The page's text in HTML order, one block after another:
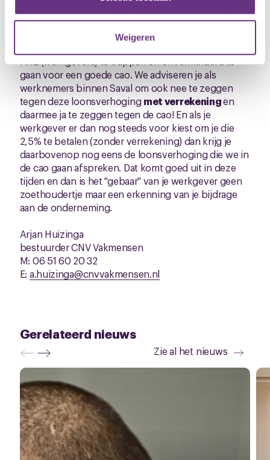
informatie die u aan ze heeft verstrekt of die ze hebben
verzameld op basis van uw gebruik van hun services.
U kunt uw toestemming op elk moment wijzigen of
intrekken via de
cookieverklaring of door te klikken op
het ronde cookie-instellingenicoontje linksonder op de
pagina.
Weigeren
Zeg ja tegen de cao Metalektro
Uit het hele land bereiken ons signalen van leden en
FME (werkgevers) te trappen en onverminderd te
gaan voor een goede cao. We adviseren je als
werknemers binnen Saval om ook nee te zeggen
tegen deze loonsverhoging met verrekeningen
daarmee ja te zeggen tegen de cao! En als je
werkgever er dan nog steeds voor kiest om je die
2,5% te betalen (zonder verrekening) dan krijg je
daarbovenop nog eens de loonsverhoging die we in
de cao gaan afspreken. Dat komt goed uit in deze
tijden en dan is het "gebaar" van je werkgever geen
zoethoudertje maar een erkenning van je bijdrage
aan de onderneming.
Arjan Huizinga
bestuurder CNV Vakmensen
M: 06 51 60 20 32
E: a.huizinga@cnvvakmensen.nl
Gerelateerd nieuws
Zie al het nieuws